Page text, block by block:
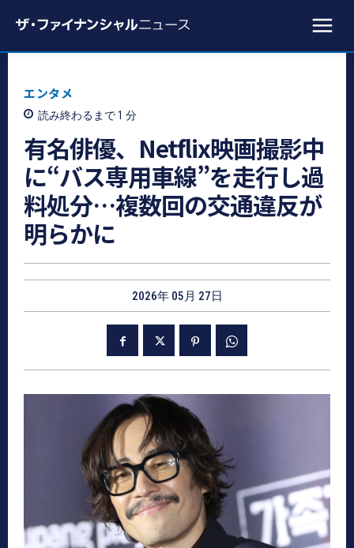
エンタメ
読み終わるまで 1 分
有名俳優、Netflix映画撮影中
に“バス専用車線”を走行し過
料処分…複数回の交通違反が
明らかに
2026年 05月 27日